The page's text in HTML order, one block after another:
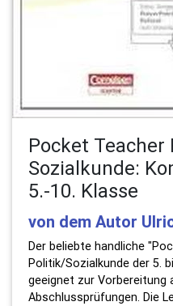
Pocket Teacher
Sozialkunde:
5.-10. Klasse
von dem Autor
Der beliebte handliche
Politik/Sozialkunde der 5.
geeignet zur Vorbereitung
Abschlussprüfungen. Die